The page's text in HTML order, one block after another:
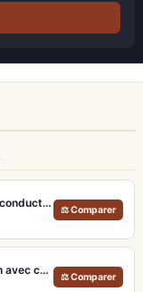
Shokz OpenRun Bleu USB-C – Casque conduction osseuse sport 12h
⚖ Comparer
Sony LinkBuds Clip – Écouteurs clip-on avec capteur à conduction osseuse
⚖ Comparer